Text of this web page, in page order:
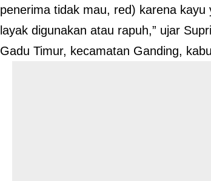
penerima tidak mau, red) karena
layak digunakan atau rapuh,” ujar
Gadu Timur, kecamatan Ganding,